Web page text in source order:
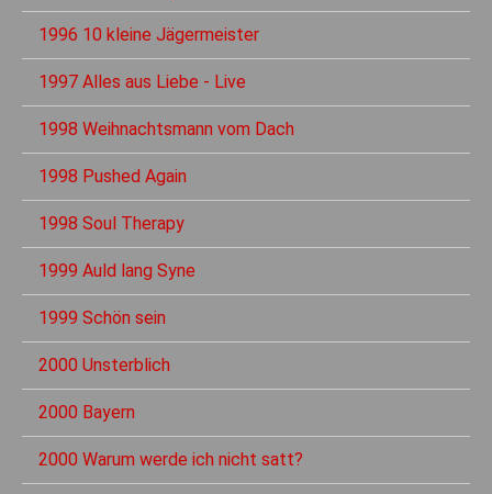
1996 10 kleine Jägermeister
1997 Alles aus Liebe - Live
1998 Weihnachtsmann vom Dach
1998 Pushed Again
1998 Soul Therapy
1999 Auld lang Syne
1999 Schön sein
2000 Unsterblich
2000 Bayern
2000 Warum werde ich nicht satt?